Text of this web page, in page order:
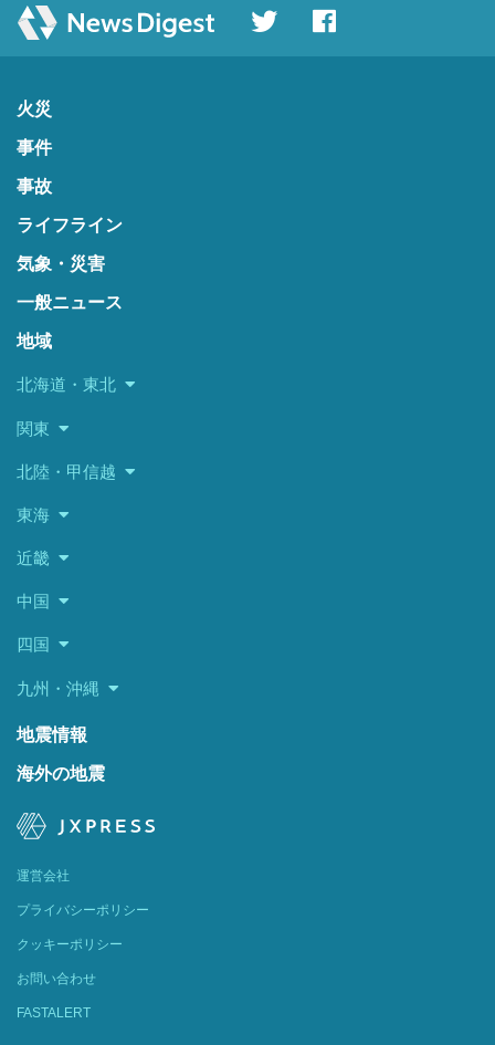
火災
事件
事故
ライフライン
気象・災害
一般ニュース
地域
北海道・東北
関東
北陸・甲信越
東海
近畿
中国
四国
九州・沖縄
地震情報
海外の地震
運営会社
プライバシーポリシー
クッキーポリシー
お問い合わせ
FASTALERT